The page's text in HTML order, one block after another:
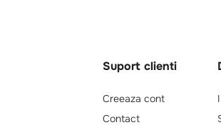
Suport clienti
Creeaza cont
Contact